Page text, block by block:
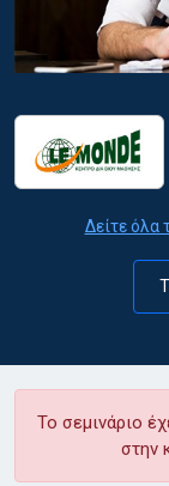
Δείτε όλα
Το σεμινάριο
στην